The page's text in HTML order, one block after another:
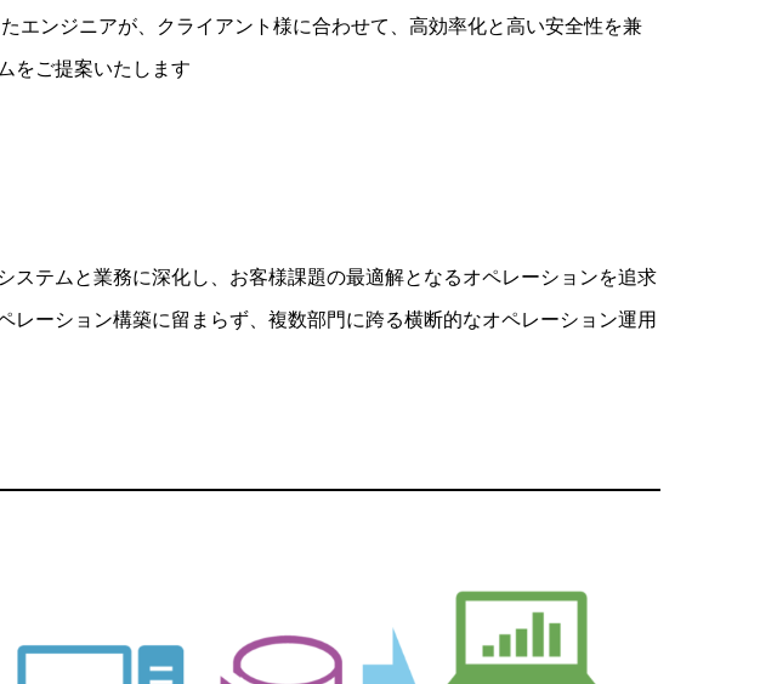
エンジニアが、クライアント様に合わせて、高効率化と高い安全性を兼
をご提案いたします
ステムと業務に深化し、お客様課題の最適解となるオペレーションを追求
レーション構築に留まらず、複数部門に跨る横断的なオペレーション運用